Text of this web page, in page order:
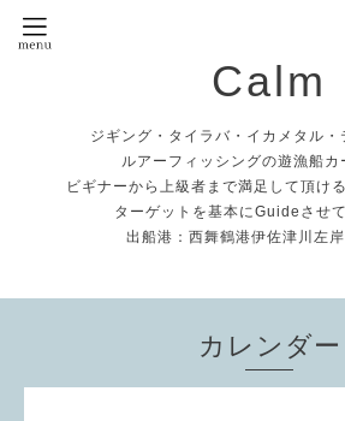
Calm
ジギング・タイラバ・イカメタル・
ルアーフィッシングの遊漁船カ
ビギナーから上級者まで満足して頂け
ターゲットを基本にGuideさせて
出船港：西舞鶴港伊佐津川左岸
カレンダー